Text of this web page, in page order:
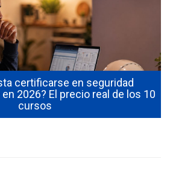
certificarse en seguridad
2026? El precio real de los 10
cursos